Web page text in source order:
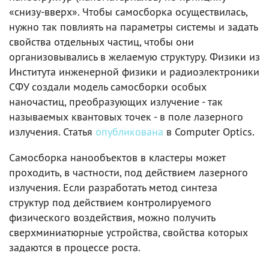
«снизу-вверх». Чтобы самосборка осуществилась,
нужно так повлиять на параметры системы и задать
свойства отдельных частиц, чтобы они
организовывались в желаемую структуру. Физики из
Института инженерной физики и радиоэлектроники
СФУ создали модель самосборки особых
наночастиц, преобразующих излучение - так
называемых квантовых точек - в поле лазерного
излучения. Статья опубликована в Computer Optics.
Самосборка нанообъектов в кластеры может
проходить, в частности, под действием лазерного
излучения. Если разработать метод синтеза
структур под действием контролируемого
физического воздействия, можно получить
сверхминиатюрные устройства, свойства которых
задаются в процессе роста.